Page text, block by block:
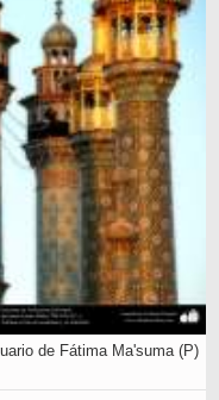
de Fátima Ma'suma (P)